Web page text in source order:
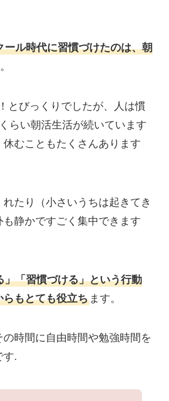
ール時代に習慣づけたのは、朝
とびっくりでしたが、人は慣
らい朝活生活が続いています
休むこともたくさんあります
たり（小さいうちは起きてき
も静かですごく集中できます
」「習慣づける」という行動
もとても役立ち ます。
時間に自由時間や勉強時間を
す.